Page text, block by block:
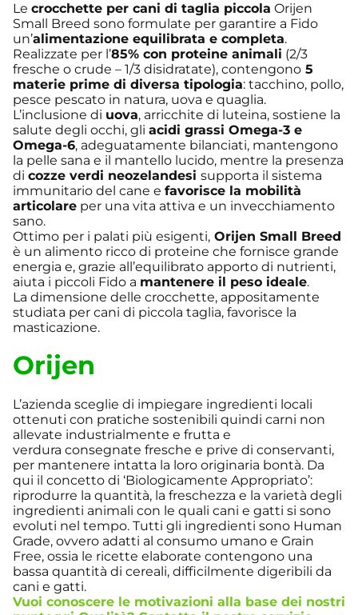
Le crocchette per cani di taglia piccola Orijen
Small Breed sono formulate per garantire a Fido
un’alimentazione equilibrata e completa.
Realizzate per l’85% con proteine animali (2/3
fresche o crude – 1/3 disidratate), contengono 5
materie prime di diversa tipologia: tacchino, pollo,
pesce pescato in natura, uova e quaglia.
L’inclusione di uova, arricchite di luteina, sostiene la
salute degli occhi, gli acidi grassi Omega-3 e
Omega-6, adeguatamente bilanciati, mantengono
la pelle sana e il mantello lucido, mentre la presenza
di cozze verdi neozelandesi supporta il sistema
immunitario del cane e favorisce la mobilità
articolare per una vita attiva e un invecchiamento
sano.
Ottimo per i palati più esigenti, Orijen Small Breed
è un alimento ricco di proteine che fornisce grande
energia e, grazie all’equilibrato apporto di nutrienti,
aiuta i piccoli Fido a mantenere il peso ideale.
La dimensione delle crocchette, appositamente
studiata per cani di piccola taglia, favorisce la
masticazione.
Orijen
L’azienda sceglie di impiegare ingredienti locali
ottenuti con pratiche sostenibili quindi carni non
allevate industrialmente e frutta e
verdura consegnate fresche e prive di conservanti,
per mantenere intatta la loro originaria bontà. Da
qui il concetto di ‘Biologicamente Appropriato’:
riprodurre la quantità, la freschezza e la varietà degli
ingredienti animali con le quali cani e gatti si sono
evoluti nel tempo. Tutti gli ingredienti sono Human
Grade, ovvero adatti al consumo umano e Grain
Free, ossia le ricette elaborate contengono una
bassa quantità di cereali, difficilmente digeribili da
cani e gatti.
Vuoi conoscere le motivazioni alla base dei nostri